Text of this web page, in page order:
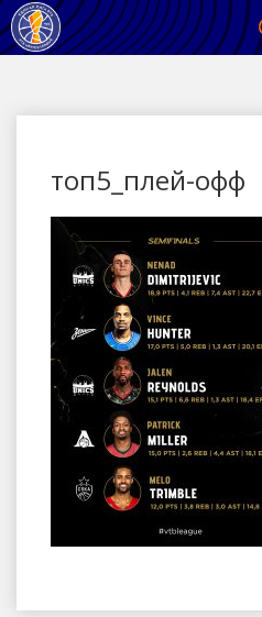
топ5_плей-офф